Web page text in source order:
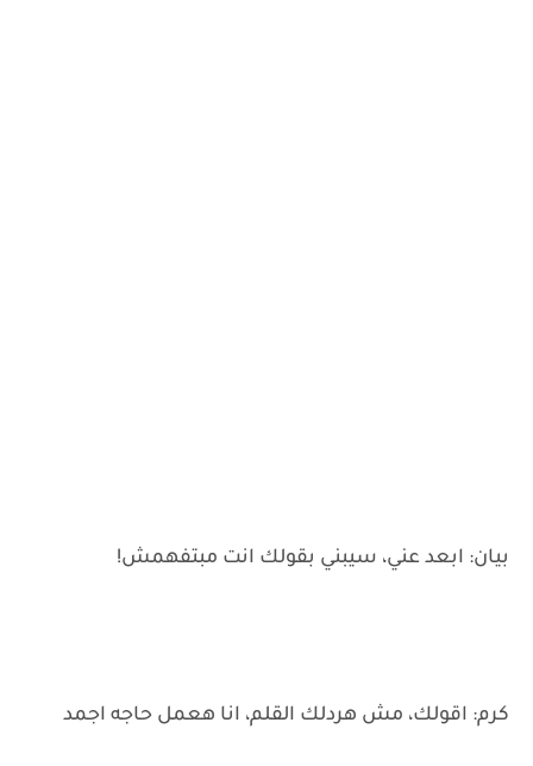
بيان: ابعد عني، سيبني بقولك انت مبتفهمش!
كرم: اقولك، مش هردلك القلم، انا هعمل حاجه اجمد